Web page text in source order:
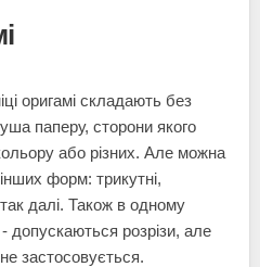
оригамі складають без
паперу, сторони якого
або різних. Але можна
форм: трикутні,
так далі. Також в одному
- допускаються розрізи, але
застосовується.